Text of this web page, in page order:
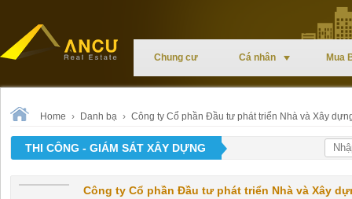
Chung cư Cá nhân Mua
Home › Danh bạ › Công ty Cổ phần Đầu tư phát triển Nhà và Xây
THI CÔNG - GIÁM SÁT XÂY DỰNG
Công ty Cổ phần Đầu tư phát triển Nhà và Xây